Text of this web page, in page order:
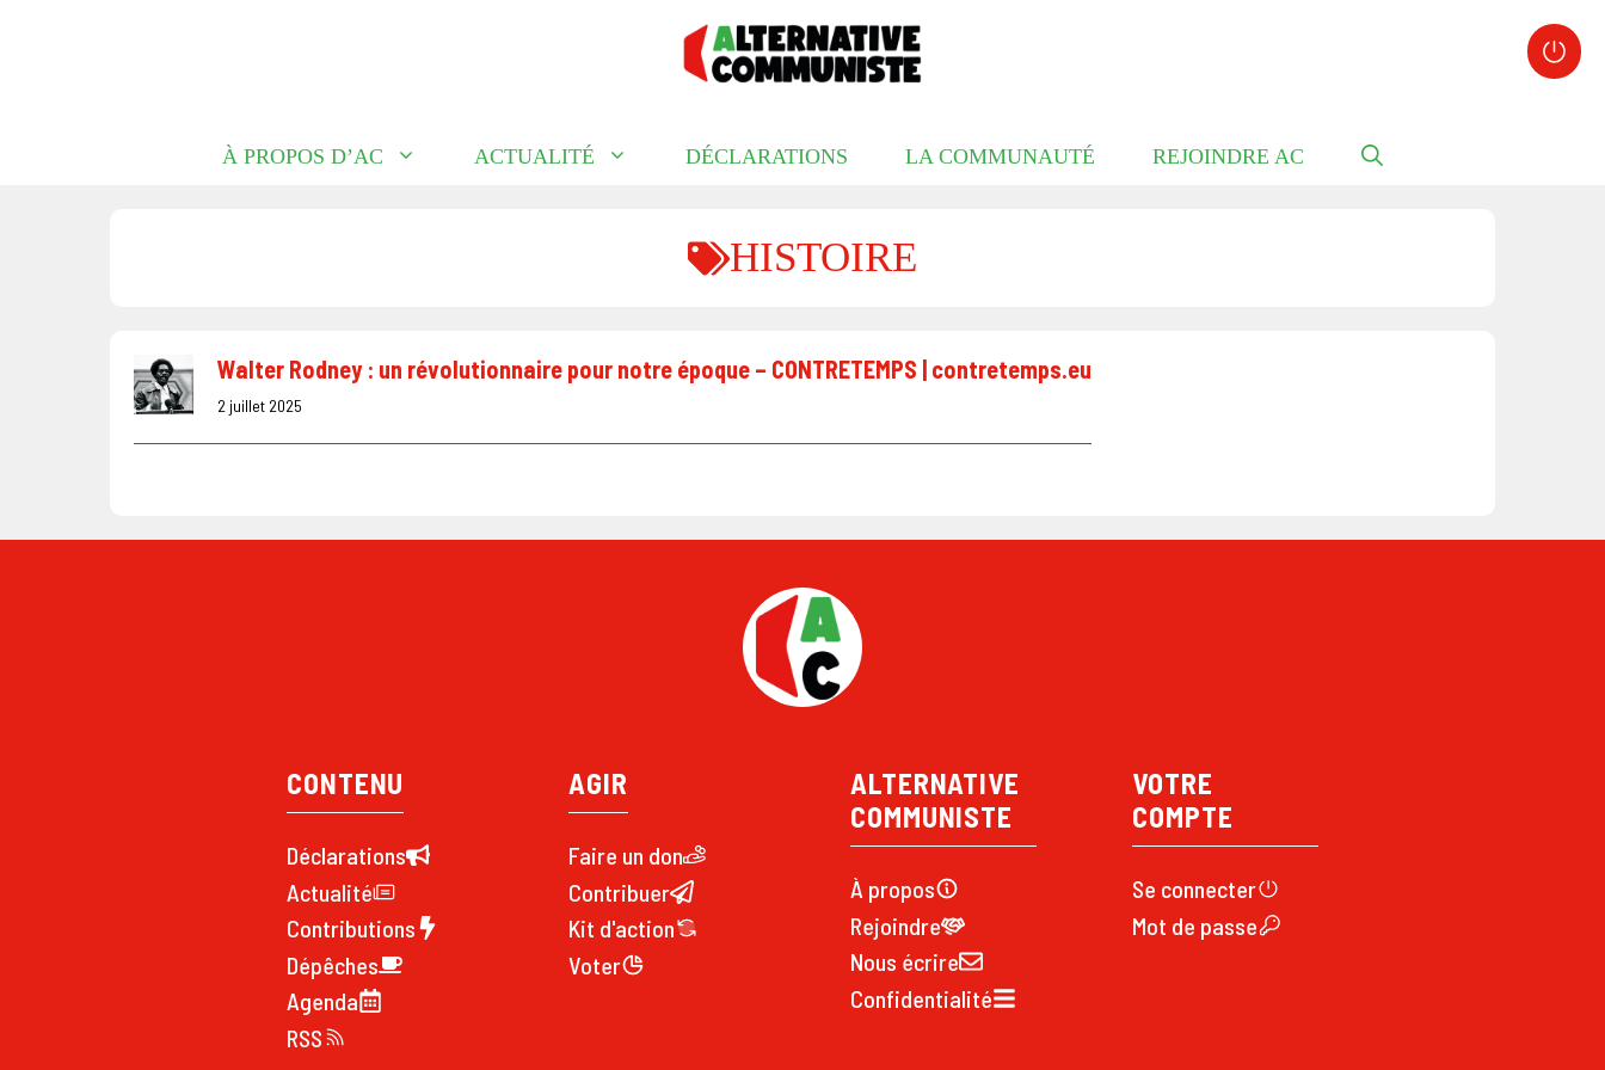
À PROPOS D’AC ACTUALITÉ DÉCLARATIONS LA COMMUNAUTÉ REJOINDRE AC
HISTOIRE
Walter Rodney : un révolutionnaire pour notre époque – CONTRETEMPS | contretemps.eu
2 juillet 2025
CONTENU
Déclarations
Actualité
Contributions
Dépêches
Agenda
RSS
AGIR
Faire un don
Contribuer
Kit d'action
Voter
ALTERNATIVE
COMMUNISTE
À propos
Rejoindre
Nous écrire
Confidentialité
VOTRE
COMPTE
Se connecter
Mot de passe